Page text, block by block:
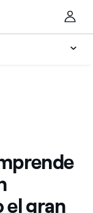
el gran